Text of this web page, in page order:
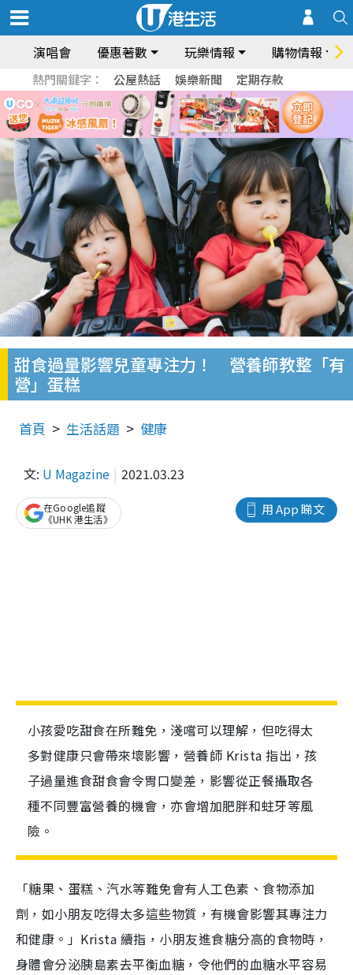
演唱會 優惠著數 玩樂情報 購物情報
熱門關鍵字： 公屋熱話 娛樂新聞 定期存款
甜食過量影響兒童專注力！ 營養師教整「有
營」蛋糕
首頁 生活話題 健康
文: U Magazine 2021.03.23
用 App 睇文
在Google追蹤
《UHK 港生活》
小孩愛吃甜食在所難免，淺嚐可以理解，但吃得太
多對健康只會帶來壞影響，營養師 Krista 指出，孩
子過量進食甜食會令胃口變差，影響從正餐攝取各
種不同豐富營養的機會，亦會增加肥胖和蛀牙等風
險。
「糖果、蛋糕、汽水等難免會有人工色素、食物添加
劑，如小朋友吃得太多這些物質，有機會影響其專注力
和健康。」Krista 續指，小朋友進食糖分高的食物時，
身體會分泌胰島素去平衡血糖，令他們的血糖水平容易